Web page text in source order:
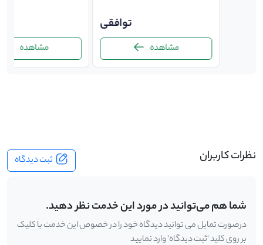
توافقی
مشاهده مشاهده
نظرات کاربران ثبت دیدگاه
شما هم می‌توانید در مورد این خدمت نظر دهید.
درصورت تمایل می توانید دیدگاه خود را در خصوص این خدمت با کلیک
بر روی کلید 'ثبت دیدگاه' وارد نمایید